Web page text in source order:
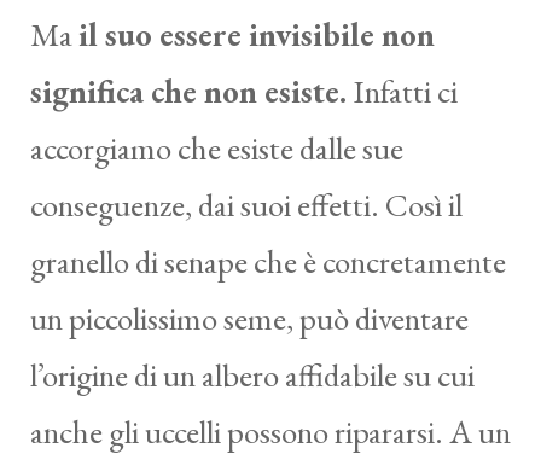
Mail suo essere invisibile non
significa che non esiste. Infatti ci
accorgiamo che esiste dalle sue
conseguenze, dai suoi effetti. Così il
granello di senape che è concretamente
un piccolissimo seme, può diventare
l’origine di un albero affidabile su cui
anche gli uccelli possono ripararsi. A un